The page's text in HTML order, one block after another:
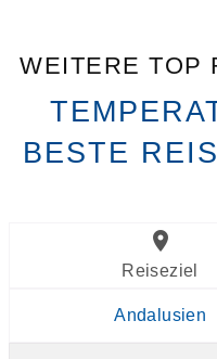
WEITERE TOP
BESTE
Reiseziel
Andalusien